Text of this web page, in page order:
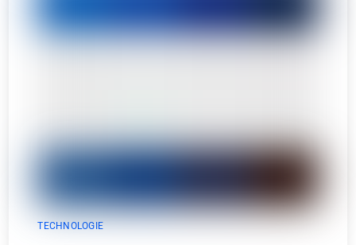
TECHNOLOGIE